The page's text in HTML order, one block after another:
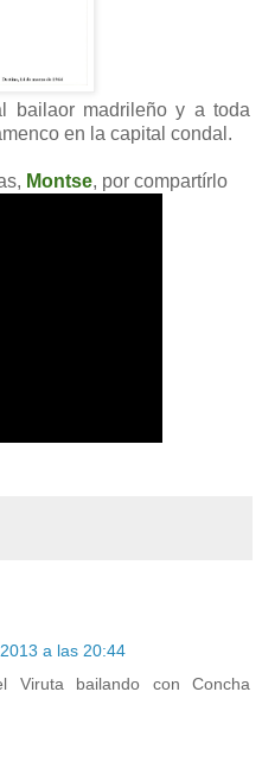
bailaor madrileño y a toda
en la capital condal.
Montse, por compartírlo
a las 20:44
Viruta bailando con Concha